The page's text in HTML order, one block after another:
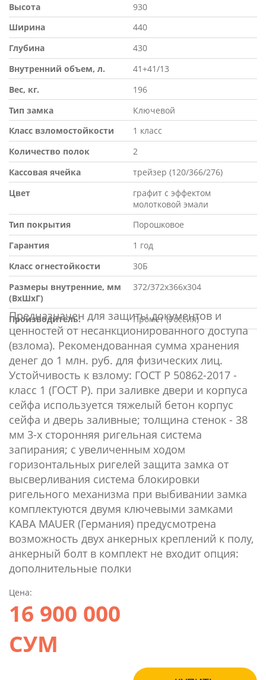
Высота
930
Ширина
440
Глубина
430
Внутренний объем, л.
41+41/13
Вес, кг.
196
Тип замка
Ключевой
Класс взломостойкости
1 класс
Количество полок
2
Кассовая ячейка
трейзер (120/366/276)
Цвет
графит с эффектом
молотковой эмали
Тип покрытия
Порошковое
Гарантия
1 год
Класс огнестойкости
30Б
Размеры внутренние, мм
(ВхШхГ)
372/372х366х304
Производитель: Промет (Россия)
Предназначен для защиты документов и
ценностей от несанкционированного доступа
(взлома). Рекомендованная сумма хранения
денег до 1 млн. руб. для физических лиц.
Устойчивость к взлому: ГОСТ Р 50862-2017 -
класс 1 (ГОСТ Р). при заливке двери и корпуса
сейфа используется тяжелый бетон корпус
сейфа и дверь заливные; толщина стенок - 38
мм 3-х сторонняя ригельная система
запирания; с увеличенным ходом
горизонтальных ригелей защита замка от
высверливания система блокировки
ригельного механизма при выбивании замка
комплектуются двумя ключевыми замками
KABA MAUER (Германия) предусмотрена
возможность двух анкерных креплений к полу,
анкерный болт в комплект не входит опция:
дополнительные полки
Цена:
16 900 000
СУМ